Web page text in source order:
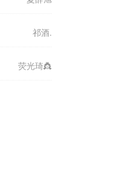
祁酒.
荧光琦👸